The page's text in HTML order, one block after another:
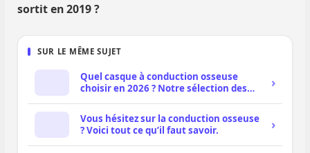
sortit en 2019 ?
SUR LE MÊME SUJET
Quel casque à conduction osseuse
choisir en 2026 ? Notre sélection des
Vous hésitez sur la conduction osseuse
? Voici tout ce qu’il faut savoir.